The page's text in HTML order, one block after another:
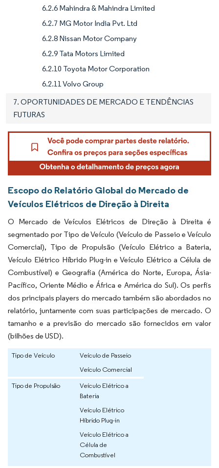
6.2.6 Mahindra & Mahindra Limited
6.2.7 MG Motor India Pvt. Ltd
6.2.8 Nissan Motor Company
6.2.9 Tata Motors Limited
6.2.10 Toyota Motor Corporation
6.2.11 Volvo Group
7. OPORTUNIDADES DE MERCADO E TENDÊNCIAS
FUTURAS
Escopo do Relatório Global do Mercado de
Veículos Elétricos de Direção à Direita
O Mercado de Veículos Elétricos de Direção à Direita é
segmentado por Tipo de Veículo (Veículo de Passeio e Veículo
Comercial), Tipo de Propulsão (Veículo Elétrico a Bateria,
Veículo Elétrico Híbrido Plug-in e Veículo Elétrico a Célula de
Combustível) e Geografia (América do Norte, Europa, Ásia-
Pacífico, Oriente Médio e África e América do Sul). Os perfis
dos principais players do mercado também são abordados no
relatório, juntamente com suas participações de mercado. O
tamanho e a previsão do mercado são fornecidos em valor
(bilhões de USD).
Tipo de Veículo
Veículo de Passeio
Veículo Comercial
Tipo de Propulsão
Veículo Elétrico a
Bateria
Veículo Elétrico
Híbrido Plug-in
Veículo Elétrico a
Célula de
Combustível